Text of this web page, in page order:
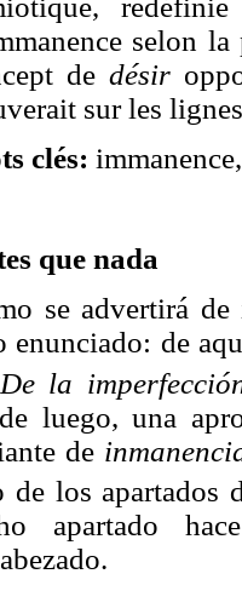
selon
de désir
sur les
clés:
que nada
se advertirá
enunciado: de
De la
luego, una
de
de los apartados
apartado